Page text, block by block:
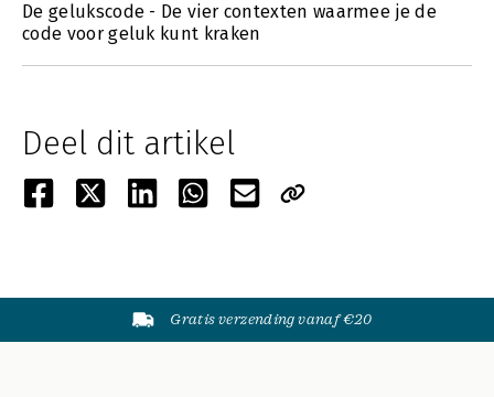
De gelukscode - De vier contexten waarmee je de
code voor geluk kunt kraken
Deel dit artikel
Gratis verzending vanaf €20